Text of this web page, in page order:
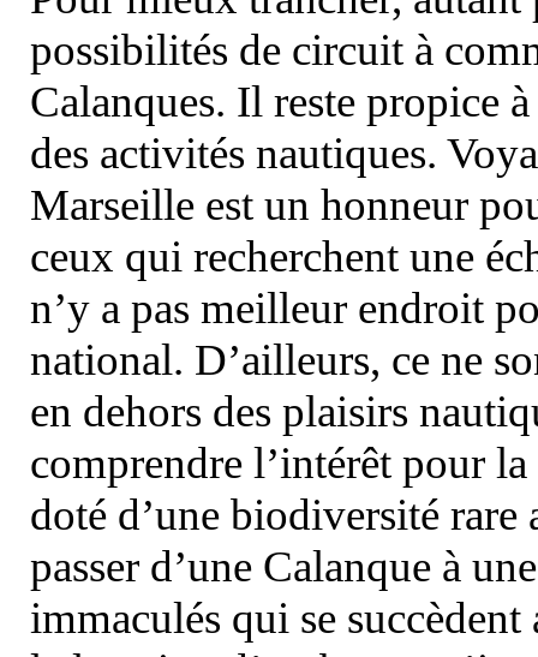
possibilités de circuit à
Calanques. Il reste propice
des activités nautiques.
Marseille est un honneur
ceux qui recherchent une
n’y a pas meilleur endroit
national. D’ailleurs, ce ne
en dehors des plaisirs
comprendre l’intérêt pour
doté d’une biodiversité
passer d’une Calanque à
immaculés qui se